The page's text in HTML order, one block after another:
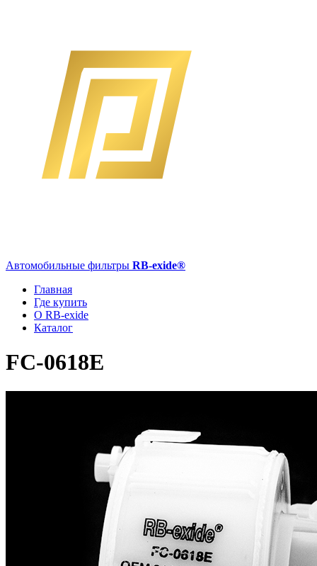
Автомобильные фильтры RB-exide®
Главная
Где купить
О RB-exide
Каталог
FC-0618E